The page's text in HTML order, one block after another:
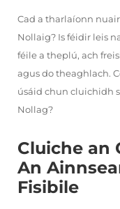
Cad a tharlaíonn
Nollaig? Is féidir leis
féile a theplú, ach
agus do theaghlach.
úsáid chun cluichidh
Nollag?
Cluiche an
An
Fisibile